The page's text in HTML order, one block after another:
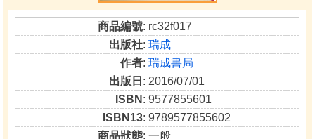
商品編號: rc32f017
出版社:瑞成
作者:瑞成書局
出版日 : 2016/07/01
ISBN : 9577855601
ISBN13: 9789577855602
商品狀態: 一般